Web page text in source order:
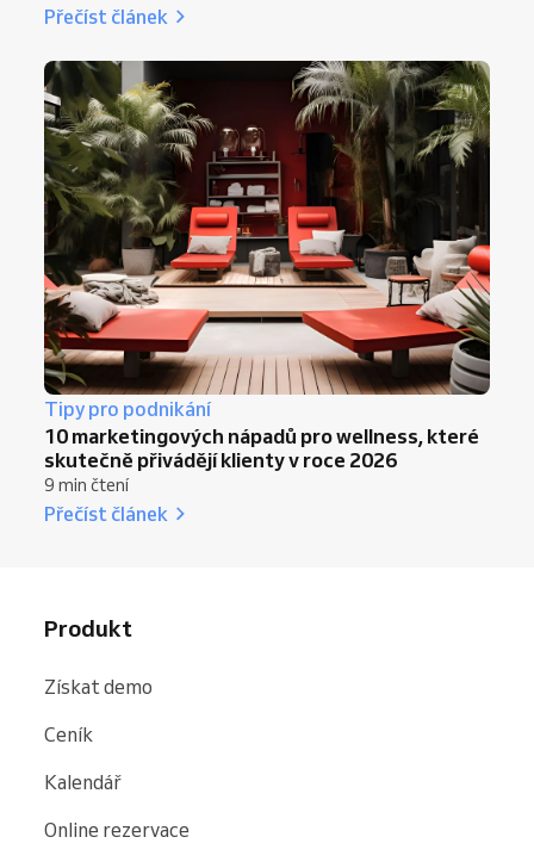
Přečíst článek
Tipy pro podnikání
10 marketingových nápadů pro wellness, které
skutečně přivádějí klienty v roce 2026
9 min čtení
Přečíst článek
Produkt
Získat demo
Ceník
Kalendář
Online rezervace